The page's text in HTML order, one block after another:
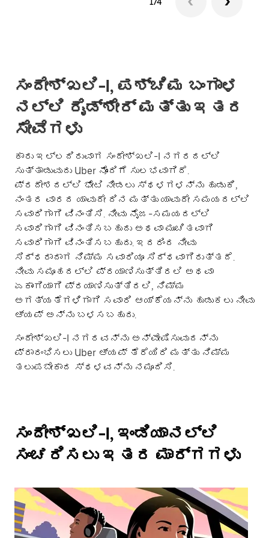
ಸಂದೇಶ್‌ಖಲಿ-I, ಪಶ್ಚಿಮ ಬಂಗಾಳ
ನಲ್ಲಿ ರೈಡ್‌ಶೇರ್ ಮತ್ತು ಇತರ
ಸೇವೆಗಳು
ಕಾರು ಇಲ್ಲದಿರುವಾಗ ಸಂದೇಶ್‌ಖಲಿ-I ನಗರದಲ್ಲಿ
ಸುತ್ತಾಡುವುದು Uber ನೊಂದಿಗೆ ಸುಲಭವಾಗಿದೆ.
ಪ್ರದೇಶದಲ್ಲಿ ಭೇಟಿ ನೀಡಲು ಸ್ಥಳಗಳನ್ನು ಹುಡುಕಿ,
ನಂತರ ವಾರದ ಯಾವುದೇ ದಿನ ಮತ್ತು ಯಾವುದೇ ಸಮಯದಲ್ಲಿ
ಸವಾರಿಗಾಗಿ ವಿನಂತಿಸಿ. ನೀವು ನೈಜ-ಸಮಯದಲ್ಲಿ
ಸವಾರಿಗಾಗಿ ವಿನಂತಿಸಬಹುದು ಅಥವಾ ಮುಂಚಿತವಾಗಿ
ಸವಾರಿಗಾಗಿ ವಿನಂತಿಸಬಹುದು. ಇದರಿಂದ ನೀವು
ಸಿದ್ಧರಾದಾಗ ನಿಮ್ಮ ಸವಾರಿಯೂ ಸಿದ್ಧವಾಗಿರುತ್ತದೆ.
ನೀವು ಸಮೂಹದಲ್ಲಿ ಪ್ರಯಾಣಿಸುತ್ತಿರಲಿ ಅಥವಾ
ಏಕಾಂಗಿಯಾಗಿ ಪ್ರಯಾಣಿಸುತ್ತಿರಲಿ, ನಿಮ್ಮ
ಅಗತ್ಯತೆಗಳಿಗಾಗಿ ಸವಾರಿ ಆಯ್ಕೆಯನ್ನು ಹುಡುಕಲು ನೀವು
ಆ್ಯಪ್ ಅನ್ನು ಬಳಸಬಹುದು.
ಸಂದೇಶ್‌ಖಲಿ-I ನಗರವನ್ನು ಅನ್ವೇಷಿಸುವುದನ್ನು
ಪ್ರಾರಂಭಿಸಲು Uber ಆ್ಯಪ್ ತೆರೆಯಿರಿ ಮತ್ತು ನಿಮ್ಮ
ತಲುಪಬೇಕಾದ ಸ್ಥಳವನ್ನು ನಮೂದಿಸಿ.
ಸಂದೇಶ್‌ಖಲಿ-I, ಇಂಡಿಯಾನಲ್ಲಿ
ಸಂಚರಿಸಲು ಇತರ ಮಾರ್ಗಗಳು